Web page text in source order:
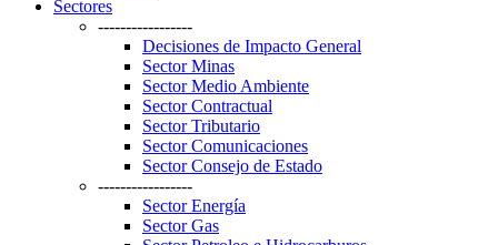
Sectores
-----------------
Decisiones de Impacto General
Sector Minas
Sector Medio Ambiente
Sector Contractual
Sector Tributario
Sector Comunicaciones
Sector Consejo de Estado
-----------------
Sector Energía
Sector Gas